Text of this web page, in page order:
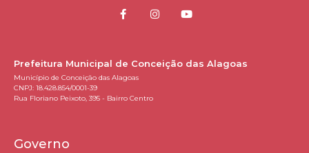
Prefeitura Municipal de Conceição das Alagoas
Município de Conceição das Alagoas
CNPJ: 18.428.854/0001-39
Rua Floriano Peixoto, 395 - Bairro Centro
Governo